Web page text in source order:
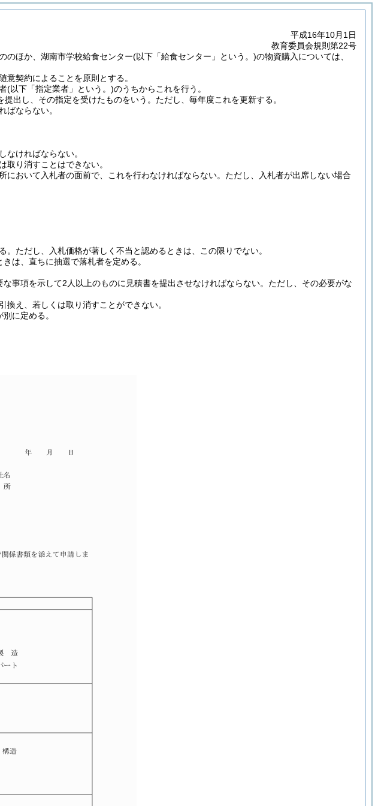
平成16年10月1日
教育委員会規則第22号
のほか、湖南市学校給食センター(以下「給食センター」という。)の物資購入については、
契約によることを原則とする。
(以下「指定業者」という。)のうちからこれを行う。
提出し、その指定を受けたものをいう。 ただし、毎年度これを更新する。
ばならない。
なければならない。
取り消すことはできない。
おいて入札者の面前で、これを行わなければならない。 ただし、入札者が出席しない場合
。 ただし、入札価格が著しく不当と認めるときは、この限りでない。
は、直ちに抽選で落札者を定める。
事項を示して2人以上のものに見積書を提出させなければならない。 ただし、その必要がな
え、若しくは取り消すことができない。
に定める。